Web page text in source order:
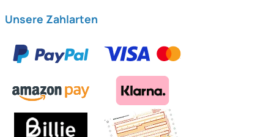
Unsere Zahlarten